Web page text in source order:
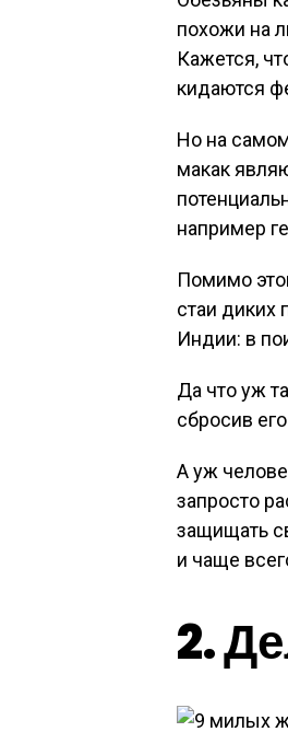
похожи на
Кажется,
кидаются
Но на
макак
например
Помимо
стаи диких
Индии: в
Да что уж
сбросив
А уж
запросто
защищать
и чаще
2.